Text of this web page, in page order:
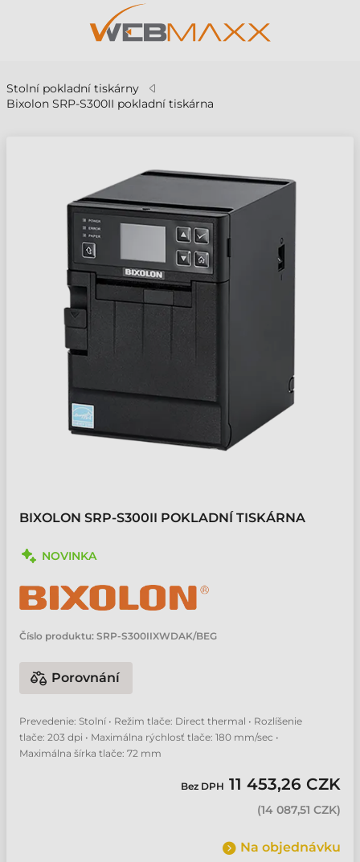
Stolní pokladní tiskárny
Bixolon SRP-S300II pokladní tiskárna
BIXOLON SRP-S300II POKLADNÍ TISKÁRNA
NOVINKA
Číslo produktu: SRP-S300IIXWDAK/BEG
Porovnání
Prevedenie: Stolní • Režim tlače: Direct thermal • Rozlíšenie
tlače: 203 dpi • Maximálna rýchlosť tlače: 180 mm/sec •
Maximálna šírka tlače: 72 mm
Bez DPH 11 453,26 CZK
(14 087,51 CZK)
Na objednávku